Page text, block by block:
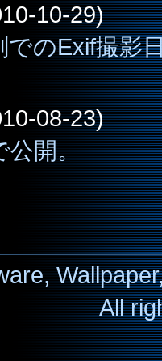
10-29)
のExif撮影
08-23)
公開。
All